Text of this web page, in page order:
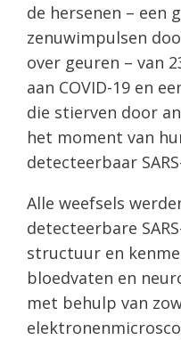
de hersenen – een
zenuwimpulsen
over geuren – van
aan COVID-19 en
die stierven door
het moment van
detecteerbaar
Alle weefsels
detecteerbare
structuur en
bloedvaten en
met behulp van